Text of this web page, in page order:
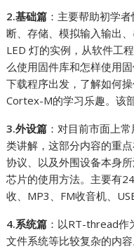
2.基础篇 ：主要帮助初学
断、存储、模拟输入输出
LED 灯的实例，从软件工
么使用固件库和怎样使用
下载程序出发，了解如何
Cortex-M的学习乐趣。该
3.外设篇 ：对目前市面上
类讲解，这部分内容的重
协议、以及外围设备本身
芯片的使用方法。主要有
收、MP3、FM收音机、
4.系统篇 ：以RT-thread作
文件系统等比较复杂的内容